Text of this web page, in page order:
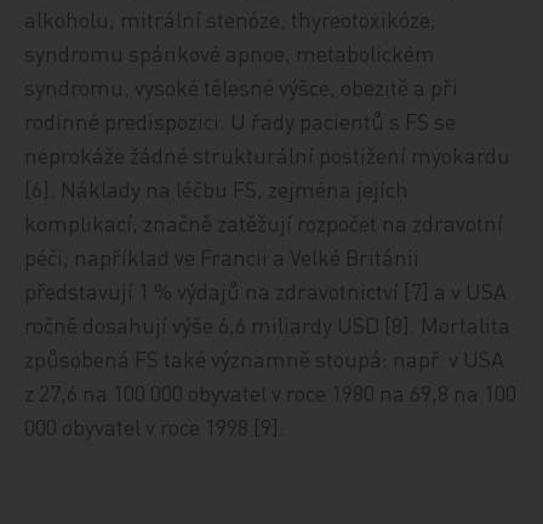
alkoholu, mitrální stenóze, thyreotoxikóze,
syndromu spánkové apnoe, metabolickém
syndromu, vysoké tělesné výšce, obezitě a při
rodinné predispozici. U řady pacientů s FS se
neprokáže žádné strukturální postižení myokardu
[6]. Náklady na léčbu FS, zejména jejích
komplikací, značně zatěžují rozpočet na zdravotní
péči; například ve Francii a Velké Británii
představují 1 % výdajů na zdravotnictví [7] a v USA
ročně dosahují výše 6,6 miliardy USD [8]. Mortalita
způsobená FS také významně stoupá: např. v USA
z 27,6 na 100 000 obyvatel v roce 1980 na 69,8 na 100
000 obyvatel v roce 1998 [9].